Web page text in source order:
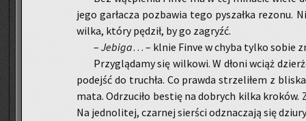
je­go gar­ła­cza po­zba­wia tego py­szał­ka re­zo­nu.
wilka, który pę­dził, by go za­gryźć.
– Je­bi­ga… – klnie Finve w chyba tylko sobie
Przy­glą­da­my się wil­ko­wi. W dłoni wciąż
po­dejść do tru­chła. Co praw­da strze­li­łem z
ma­ta. Od­rzu­ci­ło be­stię na do­brych kilka
Na jed­no­li­tej, czar­nej sier­ści od­zna­cza­ją się